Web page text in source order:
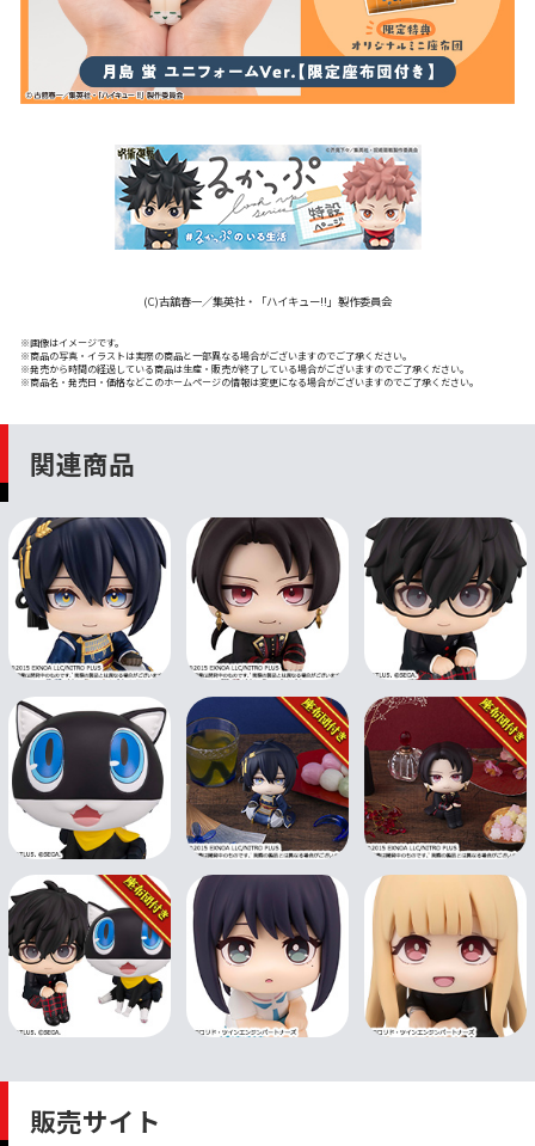
(C)古舘春一／集英社・「ハイキュー!!」製作委員会
※画像はイメージです。
※商品の写真・イラストは実際の商品と一部異なる場合がございますのでご了承ください。
※発売から時間の経過している商品は生産・販売が終了している場合がございますのでご了承ください。
※商品名・発売日・価格などこのホームページの情報は変更になる場合がございますのでご了承ください。
関連商品
販売サイト